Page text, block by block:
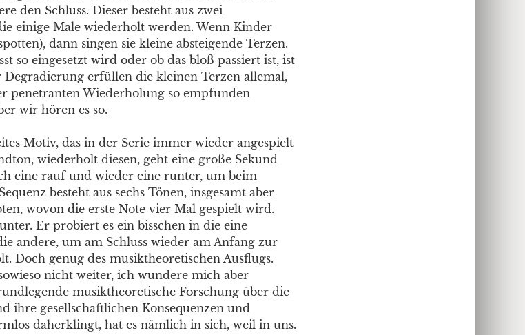
den Schluss. Dieser besteht aus zwei
einige Male wiederholt werden. Wenn Kinder
dann singen sie kleine absteigende Terzen.
so eingesetzt wird oder ob das bloß passiert ist, ist
Degradierung erfüllen die kleinen Terzen allemal,
penetranten Wiederholung so empfunden
wir hören es so.
Motiv, das in der Serie immer wieder angespielt
wiederholt diesen, geht eine große Sekund
eine rauf und wieder eine runter, um beim
besteht aus sechs Tönen, insgesamt aber
wovon die erste Note vier Mal gespielt wird.
Er probiert es ein bisschen in die eine
andere, um am Schluss wieder am Anfang zur
Doch genug des musiktheoretischen Ausflugs.
nicht weiter, ich wundere mich aber
musiktheoretische Forschung über die
ihre gesellschaftlichen Konsequenzen und
daherklingt, hat es nämlich in sich, weil in uns.